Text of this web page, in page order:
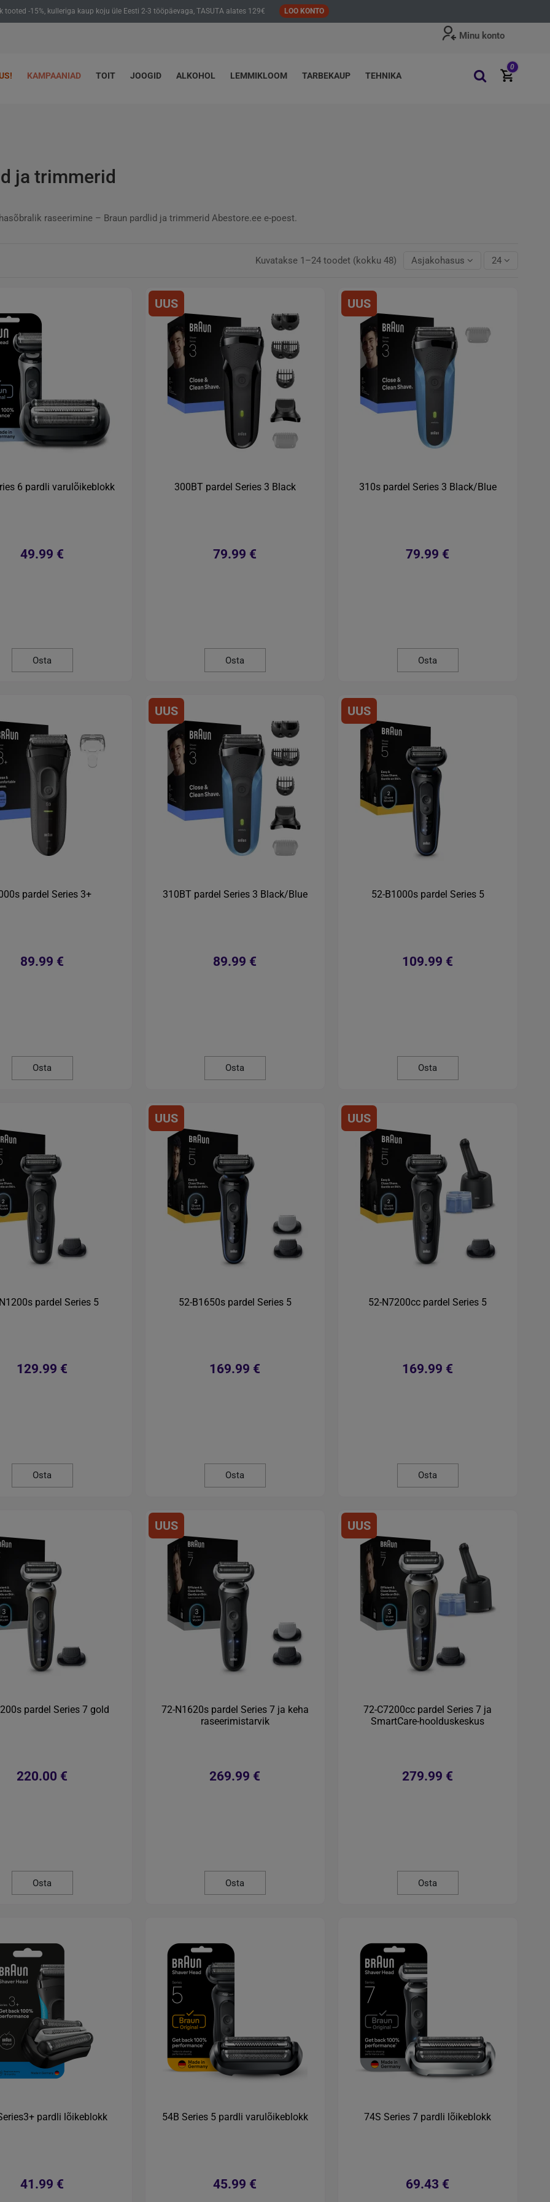
tooted -15%, kulleriga kaup koju üle Eesti 2-3 tööpäevaga, TASUTA alates 129€ LOO KONTO
Minu konto
KAMPAANIAD TOIT JOOGID ALKOHOL LEMMIKLOOM TARBEKAUP TEHNIKA
0
ja trimmerid
raseerimine – Braun pardlid ja trimmerid Abestore.ee e-poest.
Kuvatakse 1–24 toodet (kokku 48) Asjakohasus 24
6 pardli varulõikeblokk
49.99 €
Osta
UUS
300BT pardel Series 3 Black
79.99 €
Osta
UUS
310s pardel Series 3 Black/Blue
79.99 €
Osta
pardel Series 3+
89.99 €
Osta
UUS
310BT pardel Series 3 Black/Blue
89.99 €
Osta
UUS
52-B1000s pardel Series 5
109.99 €
Osta
pardel Series 5
129.99 €
Osta
UUS
52-B1650s pardel Series 5
169.99 €
Osta
UUS
52-N7200cc pardel Series 5
169.99 €
Osta
pardel Series 7 gold
220.00 €
Osta
UUS
72-N1620s pardel Series 7 ja keha
raseerimistarvik
269.99 €
Osta
UUS
72-C7200cc pardel Series 7 ja
SmartCare-hoolduskeskus
279.99 €
Osta
pardli lõikeblokk
41.99 €
54B Series 5 pardli varulõikeblokk
45.99 €
74S Series 7 pardli lõikeblokk
69.43 €